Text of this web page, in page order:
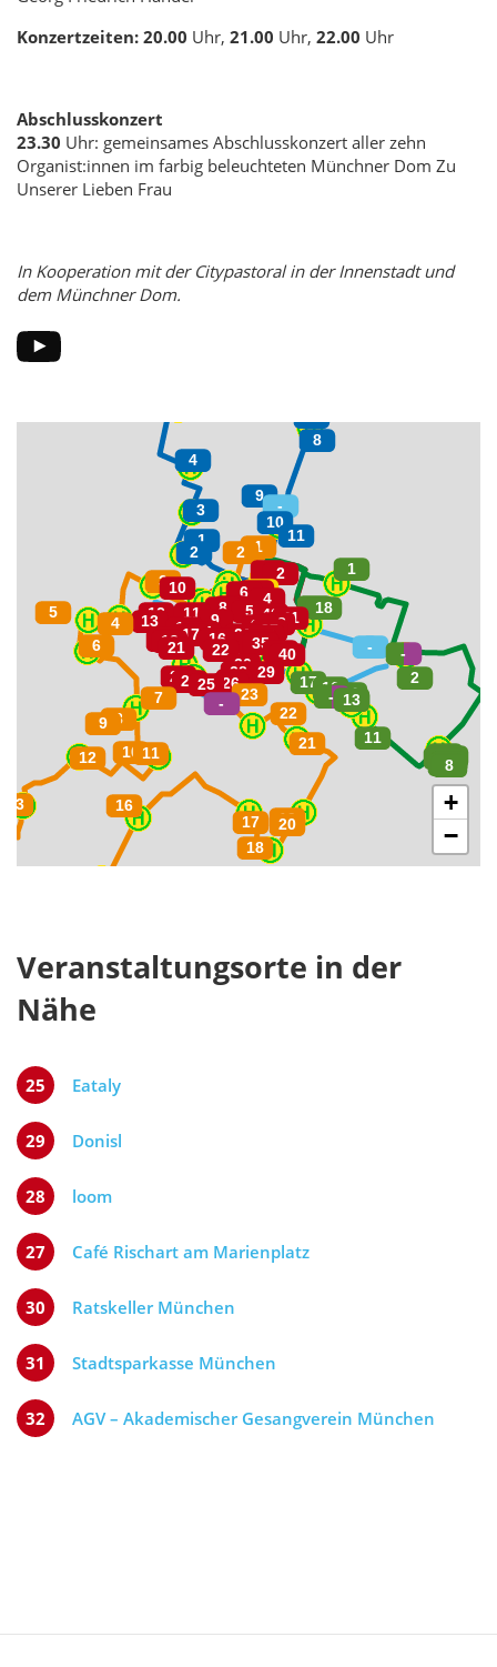
Konzertzeiten: 20.00 Uhr, 21.00 Uhr, 22.00 Uhr
Abschlusskonzert
23.30 Uhr: gemeinsames Abschlusskonzert aller zehn
Organist:innen im farbig beleuchteten Münchner Dom Zu
Unserer Lieben Frau
In Kooperation mit der Citypastoral in der Innenstadt und
dem Münchner Dom.
+
−
Veranstaltungsorte in der
Nähe
25 Eataly
29 Donisl
28 loom
27 Café Rischart am Marienplatz
30 Ratskeller München
31 Stadtsparkasse München
32 AGV – Akademischer Gesangverein München